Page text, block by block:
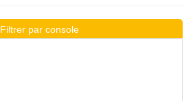
Filtrer par console